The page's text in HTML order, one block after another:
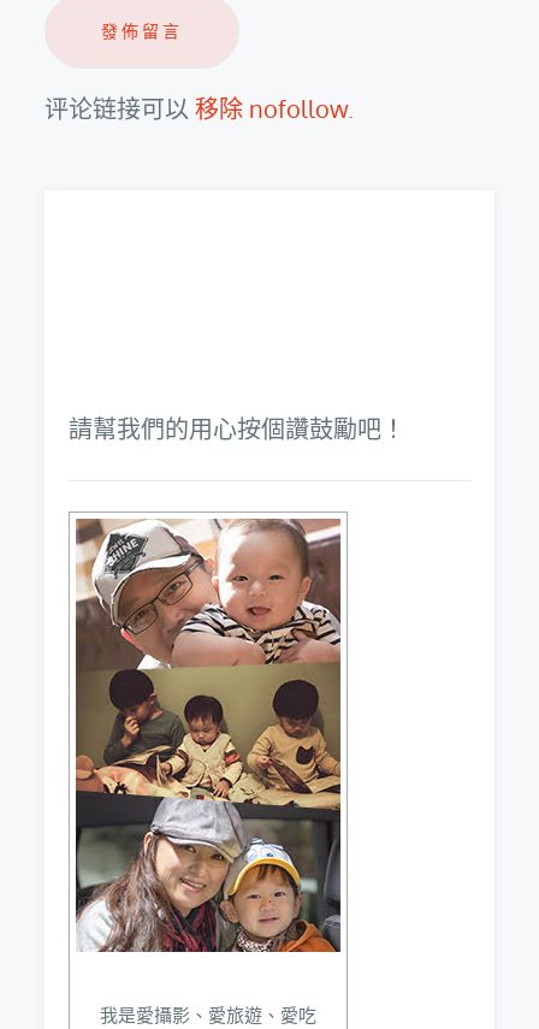
评论链接可以移除 nofollow.
請幫我們的用心按個讚鼓勵吧！
我是愛攝影、愛旅遊、愛吃